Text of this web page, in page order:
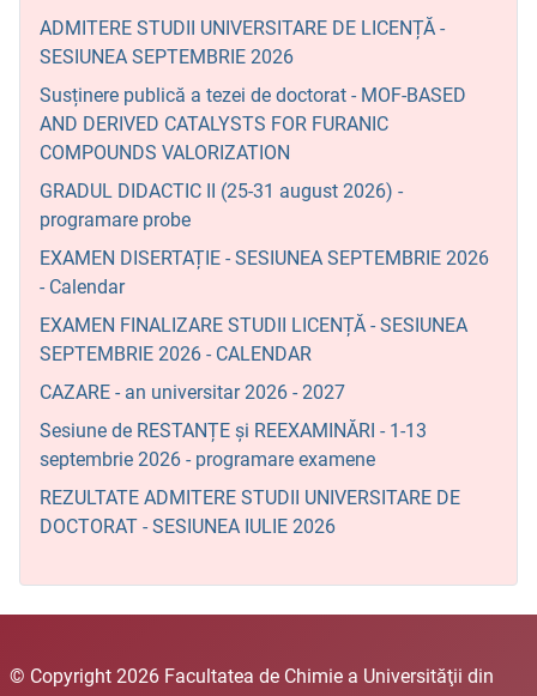
ADMITERE STUDII UNIVERSITARE DE LICENȚĂ -
SESIUNEA SEPTEMBRIE 2026
Susținere publică a tezei de doctorat - MOF-BASED
AND DERIVED CATALYSTS FOR FURANIC
COMPOUNDS VALORIZATION
GRADUL DIDACTIC II (25-31 august 2026) -
programare probe
EXAMEN DISERTAȚIE - SESIUNEA SEPTEMBRIE 2026
- Calendar
EXAMEN FINALIZARE STUDII LICENȚĂ - SESIUNEA
SEPTEMBRIE 2026 - CALENDAR
CAZARE - an universitar 2026 - 2027
Sesiune de RESTANȚE și REEXAMINĂRI - 1-13
septembrie 2026 - programare examene
REZULTATE ADMITERE STUDII UNIVERSITARE DE
DOCTORAT - SESIUNEA IULIE 2026
© Copyright 2026 Facultatea de Chimie a Universităţii din